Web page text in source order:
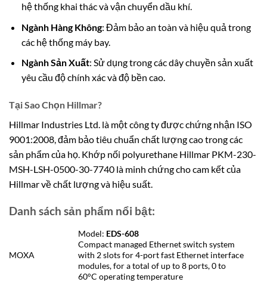
hệ thống khai thác và vận chuyển dầu khí.
Ngành Hàng Không: Đảm bảo an toàn và hiệu quả trong
các hệ thống máy bay.
Ngành Sản Xuất: Sử dụng trong các dây chuyền sản xuất
yêu cầu độ chính xác và độ bền cao.
Tại Sao Chọn Hillmar?
Hillmar Industries Ltd. là một công ty được chứng nhận ISO
9001:2008, đảm bảo tiêu chuẩn chất lượng cao trong các
sản phẩm của họ. Khớp nối polyurethane Hillmar PKM-230-
MSH-LSH-0500-30-7740 là minh chứng cho cam kết của
Hillmar về chất lượng và hiệu suất.
Danh sách sản phẩm nổi bật:
MOXA
Model: EDS-608
Compact managed Ethernet switch system
with 2 slots for 4-port fast Ethernet interface
modules, for a total of up to 8 ports, 0 to
60°C operating temperature